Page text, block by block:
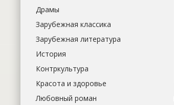
Драмы
Зарубежная классика
Зарубежная литература
История
Контркультура
Красота и здоровье
Любовный роман